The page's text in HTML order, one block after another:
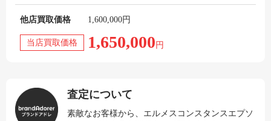
他店買取価格 1,600,000円
当店買取価格 1,650,000 円
査定について
素敵なお客様から、エルメスコンスタンスエプソ